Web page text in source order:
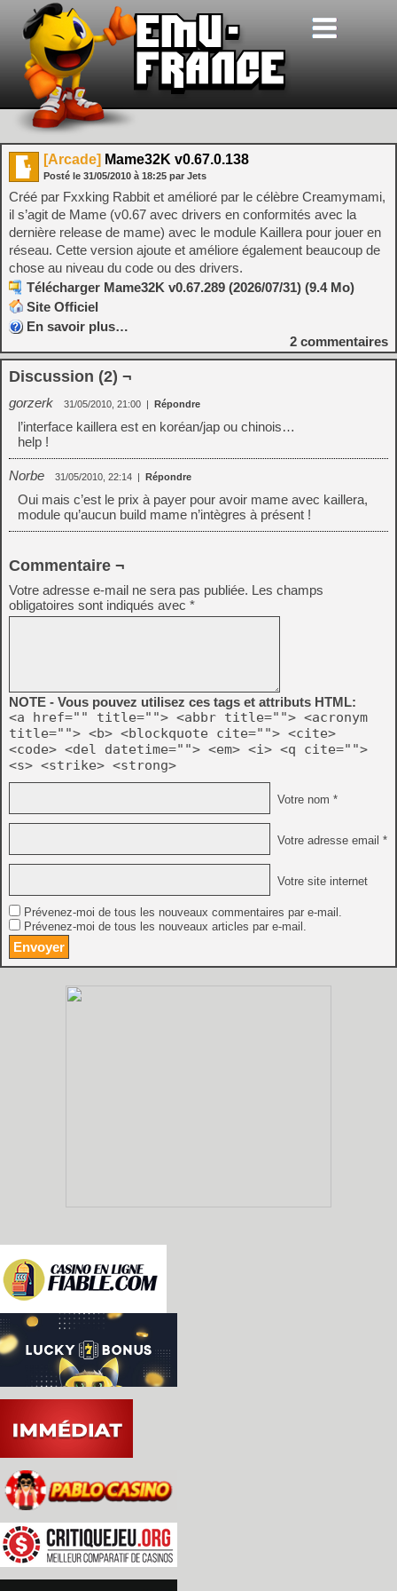
[Arcade] Mame32K v0.67.0.138
Posté le 31/05/2010 à 18:25 par Jets
Créé par Fxxking Rabbit et amélioré par le célèbre Creamymami,
il s’agit de Mame (v0.67 avec drivers en conformités avec la
dernière release de mame) avec le module Kaillera pour jouer en
réseau. Cette version ajoute et améliore également beaucoup de
chose au niveau du code ou des drivers.
Télécharger Mame32K v0.67.289 (2026/07/31) (9.4 Mo)
Site Officiel
En savoir plus…
2 commentaires
Discussion (2) ¬
gorzerk 31/05/2010, 21:00 | Répondre
l’interface kaillera est en koréan/jap ou chinois…
help !
Norbe 31/05/2010, 22:14 | Répondre
Oui mais c’est le prix à payer pour avoir mame avec kaillera,
module qu’aucun build mame n’intègres à présent !
Commentaire ¬
Votre adresse e-mail ne sera pas publiée. Les champs
obligatoires sont indiqués avec *
NOTE - Vous pouvez utilisez ces tags et attributs HTML:
<a href="" title=""> <abbr title=""> <acronym
title=""> <b> <blockquote cite=""> <cite>
<code> <del datetime=""> <em> <i> <q cite="">
<s> <strike> <strong>
Votre nom *
Votre adresse email *
Votre site internet
Prévenez-moi de tous les nouveaux commentaires par e-mail.
Prévenez-moi de tous les nouveaux articles par e-mail.